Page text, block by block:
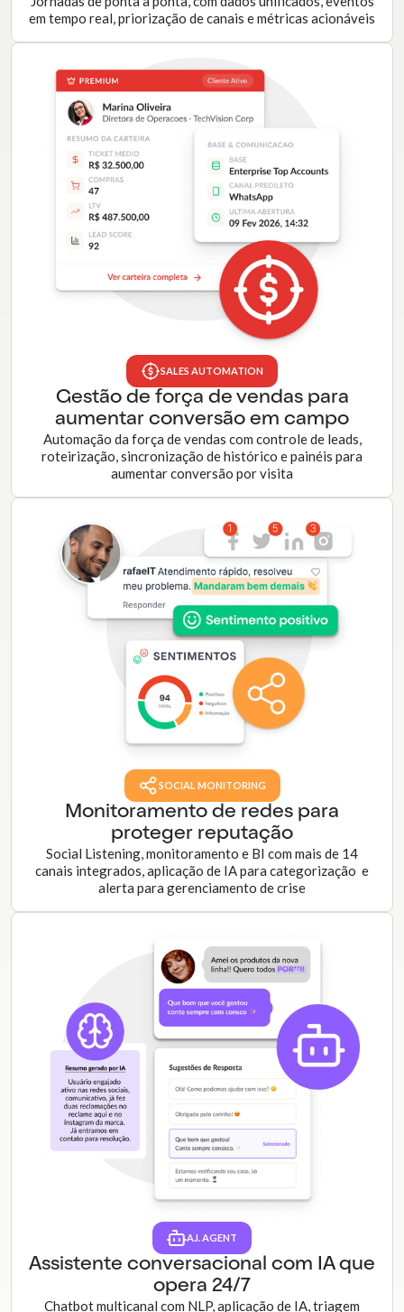
em tempo real, priorização de canais e métricas acionáveis
SALES AUTOMATION
Gestão de força de vendas para
aumentar conversão em campo
Automação da força de vendas com controle de leads,
roteirização, sincronização de histórico e painéis para
aumentar conversão por visita
SOCIAL MONITORING
Monitoramento de redes para
proteger reputação
Social Listening, monitoramento e BI com mais de 14
canais integrados, aplicação de IA para categorização e
alerta para gerenciamento de crise
A.I. AGENT
Assistente conversacional com IA que
opera 24/7
Chatbot multicanal com NLP, aplicação de IA, triagem